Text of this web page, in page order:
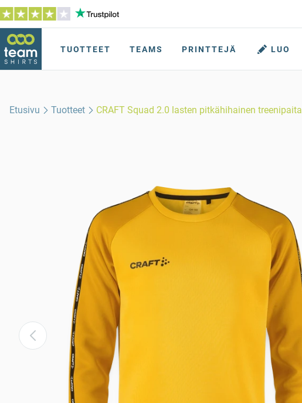
TUOTTEET TEAMS PRINTTEJÄ LUO
Etusivu Tuotteet CRAFT Squad 2.0 lasten pitkähihainen treenipaita